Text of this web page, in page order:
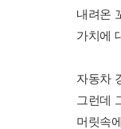
내려온
가치에
자동차
그런데
머릿속